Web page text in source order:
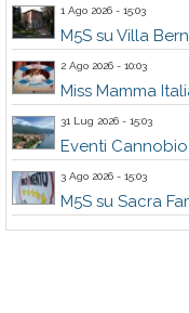
1 Ago 2026 - 15:03
M5S su Villa
2 Ago 2026 - 10:03
Miss Mamma
31 Lug 2026 - 15:03
Eventi
3 Ago 2026 - 15:03
M5S su Sacra